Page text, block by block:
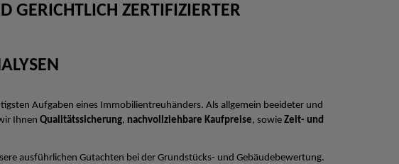
GERICHTLICH ZERTIFIZIERTER
Aufgaben eines Immobilientreuhänders. Als allgemein beeideter und
Ihnen Qualitätssicherung, nachvollziehbare Kaufpreise, sowie Zeit- und
ausführlichen Gutachten bei der Grundstücks- und Gebäudebewertung.